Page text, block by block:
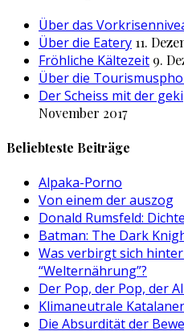
Über das
Über die Eatery 11.
Fröhliche Kältezeit 9.
Über die
Der Scheiss mit der
November 2017
Beliebteste Beiträge
Alpaka-Porno
Von einem der auszog
Donald Rumsfeld:
Batman: The Dark
Was verbirgt sich
“Welternährung”?
Der Pop, der Pop, der
Klimaneutrale
Die Absurdität der